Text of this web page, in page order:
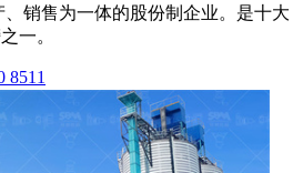
销售为一体的股份制企业。是十大
一。
8511